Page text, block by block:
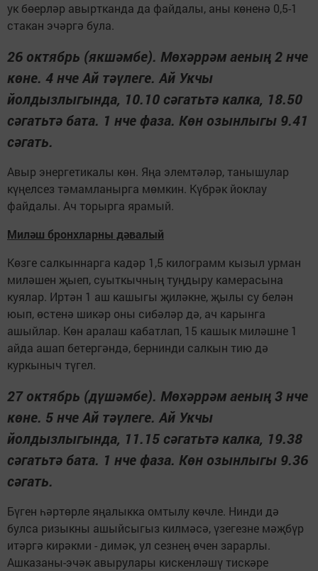
ук бөерләр авыртканда да файдалы, аны көненә 0,5-1
стакан эчәргә була.
26 октябрь (якшәмбе). Мөхәррәм аеның 2 нче
көне. 4 нче Ай тәүлеге. Ай Укчы
йолдызлыгында, 10.10 сәгатьтә калка, 18.50
сәгатьтә бата. 1 нче фаза. Көн озынлыгы 9.41
сәгать.
Авыр энергетикалы көн. Яңа элемтәләр, танышулар
күңелсез тәмамланырга мөмкин. Күбрәк йоклау
файдалы. Ач торырга ярамый.
Миләш бронхларны дәвалый
Көзге салкыннарга кадәр 1,5 килограмм кызыл урман
миләшен җыеп, суыткычның туңдыру камерасына
куялар. Иртән 1 аш кашыгы җиләкне, җылы су белән
юып, өстенә шикәр оны сибәләр дә, ач карынга
ашыйлар. Көн аралаш кабатлап, 15 кашык миләшне 1
айда ашап бетергәндә, бернинди салкын тию дә
куркыныч түгел.
27 октябрь (дүшәмбе). Мөхәррәм аеның 3 нче
көне. 5 нче Ай тәүлеге. Ай Укчы
йолдызлыгында, 11.15 сәгатьтә калка, 19.38
сәгатьтә бата. 1 нче фаза. Көн озынлыгы 9.36
сәгать.
Бүген һәртөрле яңалыкка омтылу көчле. Нинди дә
булса ризыкны ашыйсыгыз килмәсә, үзегезне мәҗбүр
итәргә кирәкми - димәк, ул сезнең өчен зарарлы.
Ашказаны-эчәк авырулары кискенләшү тискәре